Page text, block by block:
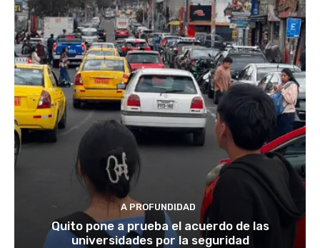
A PROFUNDIDAD
Quito pone a prueba el acuerdo de las
universidades por la seguridad